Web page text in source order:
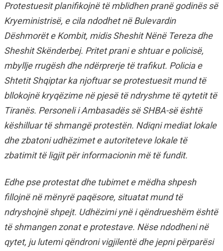
Protestuesit planifikojnë të mblidhen pranë godinës së
Kryeministrisë, e cila ndodhet në Bulevardin
Dëshmorët e Kombit, midis Sheshit Nënë Tereza dhe
Sheshit Skënderbej. Pritet prani e shtuar e policisë,
mbyllje rrugësh dhe ndërprerje të trafikut. Policia e
Shtetit Shqiptar ka njoftuar se protestuesit mund të
bllokojnë kryqëzime në pjesë të ndryshme të qytetit të
Tiranës. Personeli i Ambasadës së SHBA-së është
këshilluar të shmangë protestën. Ndiqni mediat lokale
dhe zbatoni udhëzimet e autoriteteve lokale të
zbatimit të ligjit për informacionin më të fundit.
Edhe pse protestat dhe tubimet e mëdha shpesh
fillojnë në mënyrë paqësore, situatat mund të
ndryshojnë shpejt. Udhëzimi ynë i qëndrueshëm është
të shmangen zonat e protestave. Nëse ndodheni në
qytet, ju lutemi qëndroni vigjilentë dhe jepni përparësi